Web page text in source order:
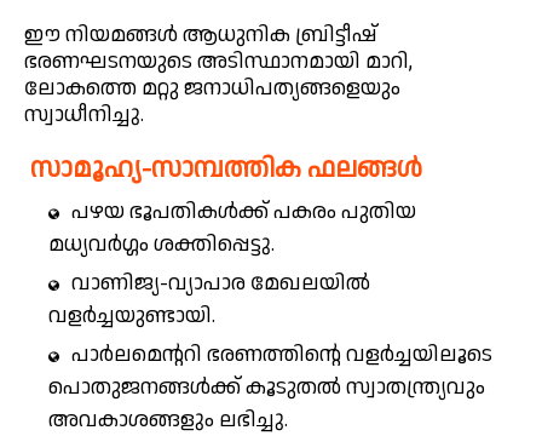
ഈ നിയമങ്ങൾ ആധുനിക ബ്രിട്ടീഷ്
ഭരണഘടനയുടെ അടിസ്ഥാനമായി മാറി,
ലോകത്തെ മറ്റു ജനാധിപത്യങ്ങളെയും
സ്വാധീനിച്ചു.
സാമൂഹ്യ-സാമ്പത്തിക ഫലങ്ങൾ
പഴയ ഭൂപതികൾക്ക് പകരം പുതിയ
മധ്യവർഗ്ഗം ശക്തിപ്പെട്ടു.
വാണിജ്യ-വ്യാപാര മേഖലയിൽ
വളർച്ചയുണ്ടായി.
പാർലമെന്ററി ഭരണത്തിന്റെ വളർച്ചയിലൂടെ
പൊതുജനങ്ങൾക്ക് കൂടുതൽ സ്വാതന്ത്ര്യവും
അവകാശങ്ങളും ലഭിച്ചു.